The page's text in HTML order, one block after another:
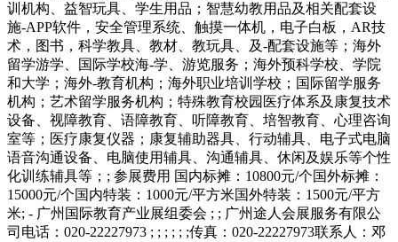
训机构、益智玩具、学生用品；智慧幼教用品及相关配套设
施-APP软件，安全管理系统、触摸一体机，电子白板，AR技
术，图书，科学教具、教材、教玩具、及-配套设施等；海外
留学游学、国际学校海-学、游览服务；海外预科学校、学院
和大学；海外-教育机构；海外职业培训学校；国际留学服务
机构；艺术留学服务机构；特殊教育校园医疗体系及康复技术
设备、视障教育、语障教育、听障教育、培智教育、心理咨询
室等；医疗康复仪器；康复辅助器具、行动辅具、电子式电脑
语音沟通设备、电脑使用辅具、沟通辅具、休闲及娱乐等个性
化训练辅具等；; 参展费用 国内标摊：10800元/个国外标摊：
15000元/个国内特装：1000元/平方米国外特装：1500元/平方
米; - 广州国际教育产业展组委会 ; ; 广州途人会展服务有限公
司电话：020-22227973 ; ; ; ; ; ;传真：020-22227973联系人：邓